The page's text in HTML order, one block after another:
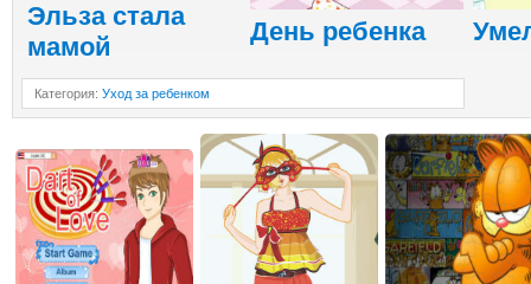
Эльза стала
мамой
День ребенка
Категория: Уход за ребенком